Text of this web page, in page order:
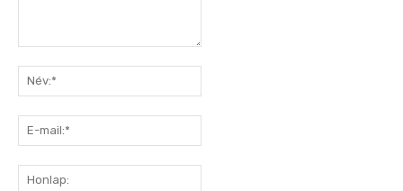
mail:*